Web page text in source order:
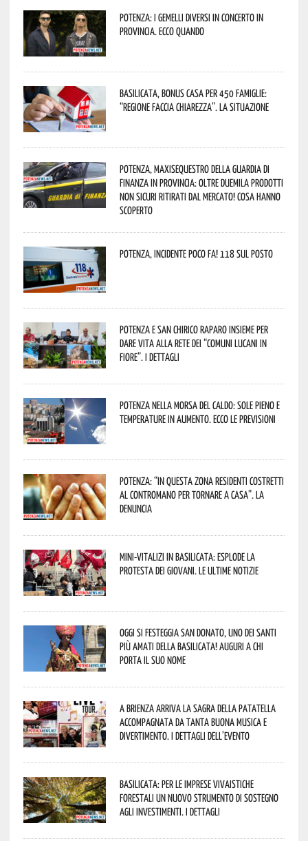
Potenza: i Gemelli DiVersi in concerto in
provincia. Ecco quando
Basilicata, Bonus casa per 450 famiglie:
“Regione faccia chiarezza”. La situazione
Potenza, maxisequestro della Guardia di
Finanza in provincia: oltre duemila prodotti
non sicuri ritirati dal mercato! Cosa hanno
scoperto
Potenza, incidente poco fa! 118 sul posto
Potenza e San Chirico Raparo insieme per
dare vita alla rete dei “Comuni Lucani in
Fiore”. I dettagli
Potenza nella morsa del caldo: sole pieno e
temperature in aumento. Ecco le previsioni
Potenza: “In questa zona residenti costretti
al contromano per tornare a casa”. La
denuncia
Mini-vitalizi in Basilicata: esplode la
protesta dei giovani. Le ultime notizie
Oggi si festeggia San Donato, uno dei Santi
più amati della Basilicata! Auguri a chi
porta il suo nome
A Brienza arriva la Sagra della Patatella
accompagnata da tanta buona musica e
divertimento. I dettagli dell’evento
Basilicata: per le imprese vivaistiche
forestali un nuovo strumento di sostegno
agli investimenti. I dettagli